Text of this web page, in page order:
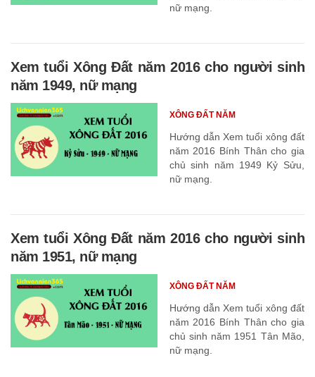
nữ mạng.
Xem tuổi Xông Đất năm 2016 cho người sinh
năm 1949, nữ mạng
Hướng dẫn Xem tuổi xông đất
năm 2016 Bính Thân cho gia
chủ sinh năm 1949 Kỷ Sửu,
nữ mạng.
XÔNG ĐẤT NĂM
Xem tuổi Xông Đất năm 2016 cho người sinh
năm 1951, nữ mạng
Hướng dẫn Xem tuổi xông đất
năm 2016 Bính Thân cho gia
chủ sinh năm 1951 Tân Mão,
nữ mạng.
XÔNG ĐẤT NĂM